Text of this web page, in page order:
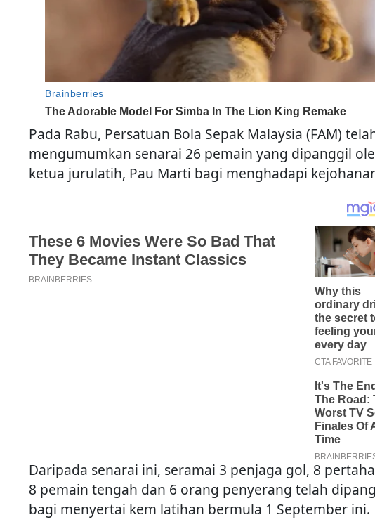
Pada Rabu, Persatuan Bola Sepak Malaysia (FAM)
mengumumkan senarai 26 pemain yang dipanggil
ketua jurulatih, Pau Marti bagi menghadapi
Daripada senarai ini, seramai 3 penjaga gol, 8
8 pemain tengah dan 6 orang penyerang telah
bagi menyertai kem latihan bermula 1 September ini.